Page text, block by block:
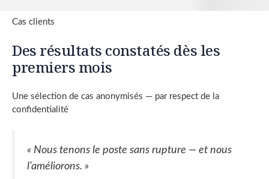
Cas clients
Des résultats constatés dès les
premiers mois
Une sélection de cas anonymisés — par respect de la
confidentialité
« Nous tenons le poste sans rupture — et nous
l’améliorons. »